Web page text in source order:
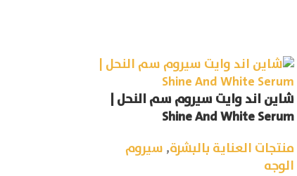
شاين اند وايت سيروم سم النحل |
Shine And White Serum
منتجات العناية بالبشرة, سيروم
الوجه